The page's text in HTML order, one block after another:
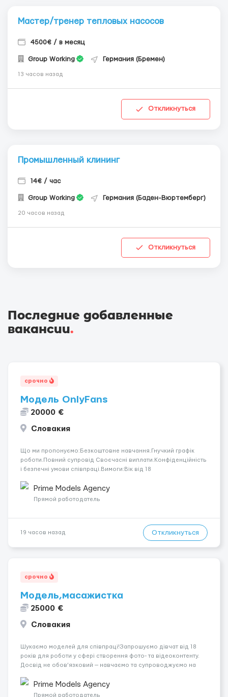
Мастер/тренер тепловых насосов
4500€ / в месяц
Group Working Германия (Бремен)
13 часов назад
Откликнуться
Промышленный клининг
14€ / час
Group Working Германия (Баден-Вюртемберг)
20 часов назад
Откликнуться
Последние добавленные
вакансии.
срочно
Модель OnlyFans
20000 €
Словакия
Що ми пропонуємо:Безкоштовне навчання.Гнучкий графік
роботи.Повний супровід Своєчасні виплати.Конфіденційність
і безпечні умови співпраці.Вимоги:Вік від 18
розвиватися.Досвід не обов’язковий.Якщо вас зацікавила
вакансія — залишайте відгук, і ми зв’яжемося ...
Prime Models Agency
Прямой работодатель
19 часов назад Откликнуться
срочно
Модель,масажистка
25000 €
Словакия
Шукаємо моделей для співпраці!Запрошуємо дівчат від 18
років для роботи у сфері створення фото- та відеоконтенту.
Досвід не обов’язковий — навчаємо та супроводжуємо на
конфіденційність і професійну підтримку. Працюємо офіційно,
поважаємо особ...
Prime Models Agency
Прямой работодатель